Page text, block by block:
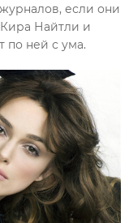
если они
Найтли и
по ней с ума.